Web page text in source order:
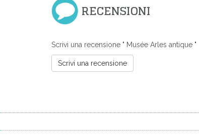
RECENSIONI
Scrivi una recensione " Musée Arles antique "
Scrivi una recensione